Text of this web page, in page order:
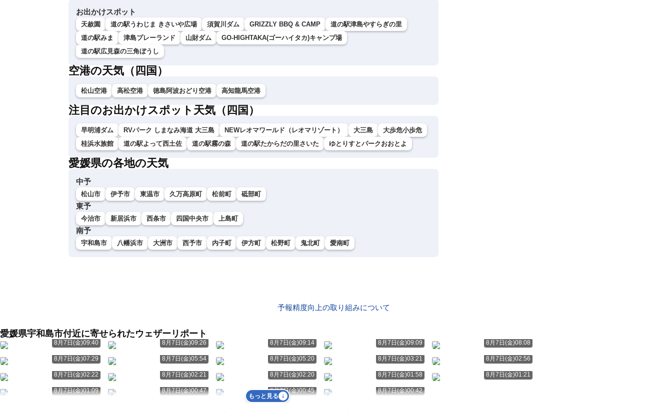
お出かけスポット
天赦園 道の駅うわじま きさいや広場 須賀川ダム GRIZZLY BBQ & CAMP
道の駅津島やすらぎの里
道の駅みま
津島プレーランド 山財ダム
GO-HIGHTAKA(ゴーハイタカ)キャンプ場
道の駅広見森の三角ぼうし
空港の天気（四国）
松山空港 高松空港 徳島阿波おどり空港 高知龍馬空港
注目のお出かけスポット天気（四国）
早明浦ダム RVパーク しまなみ海道 大三島 NEWレオマワールド（レオマリゾート） 大三島
大歩危小歩危
桂浜水族館
道の駅よって西土佐 道の駅霧の森 道の駅たからだの里さいた ゆとりすとパークおおとよ
愛媛県の各地の天気
中予
松山市 伊予市 東温市 久万高原町 松前町 砥部町
東予
今治市 新居浜市 西条市 四国中央市 上島町
南予
宇和島市 八幡浜市 大洲市 西予市 内子町 伊方町 松野町 鬼北町 愛南町
予報精度向上の取り組みについて
愛媛県宇和島市付近に寄せられたウェザーリポート
8月7日(金)09:40 8月7日(金)09:26 8月7日(金)09:14 8月7日(金)09:09 8月7日(金)08:08
8月7日(金)07:29 8月7日(金)05:54 8月7日(金)05:20 8月7日(金)03:21 8月7日(金)02:56
8月7日(金)02:22 8月7日(金)02:21 8月7日(金)02:20 8月7日(金)01:58 8月7日(金)01:21
8月7日(金)01:09 8月7日(金)00:47 8月7日(金)00:45 8月7日(金)00:42
もっと見る